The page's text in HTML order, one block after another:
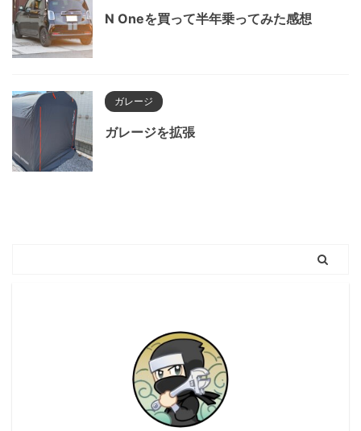
N Oneを買って半年乗ってみた感想
ガレージ
ガレージを拡張